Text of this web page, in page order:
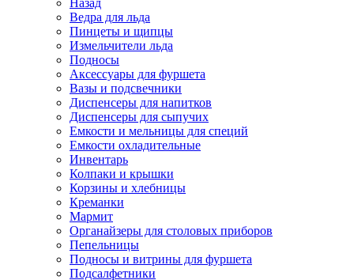
Ведра для льда
Пинцеты и щипцы
Измельчители льда
Подносы
Аксессуары для фуршета
Вазы и подсвечники
Диспенсеры для напитков
Диспенсеры для сыпучих
Емкости и мельницы для специй
Емкости охладительные
Инвентарь
Колпаки и крышки
Корзины и хлебницы
Креманки
Мармит
Органайзеры для столовых приборов
Пепельницы
Подносы и витрины для фуршета
Подсалфетники